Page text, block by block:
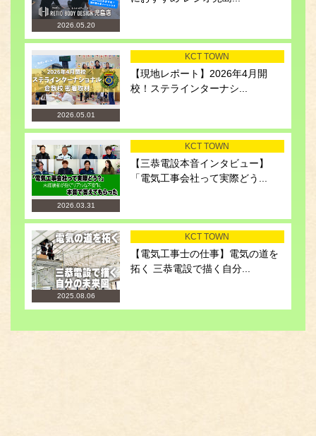
2026.05.20
2026.05.01
KCT TOWN
【現地レポート】2026年4月開
校！ステラインターナシ...
2026.03.31
KCT TOWN
【三恭電設本音インタビュー】
「電気工事会社って実際どう...
2025.08.06
KCT TOWN
【電気工事士の仕事】電気の道を
拓く 三恭電設で描く自分...